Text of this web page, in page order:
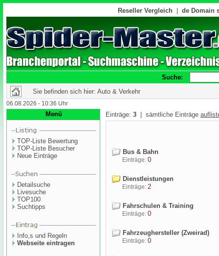
Reseller Vergleich de Domain
Suche:
Sie befinden sich hier: Auto & Verkehr
06.08.2026 - 10:36 Uhr
Menü
TOP-Liste Bewertung
TOP-Liste Besucher
Neue Einträge
Detailsuche
Livesuche
TOP100
Suchtipps
Info,s und Regeln
Webseite eintragen
Einträge: 3 | sämtliche Einträge
Bus & Bahn
Einträge: 0
Dienstleistungen
Einträge: 2
Fahrschulen & Training
Einträge: 0
Fahrzeughersteller (Zweirad)
Einträge: 0